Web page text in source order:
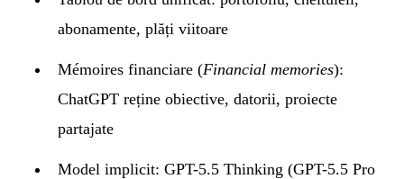
abonamente, plăți viitoare
Mémoires financiare (Financial memories):
ChatGPT reține obiective, datorii, proiecte
partajate
Model implicit: GPT-5.5 Thinking (GPT-5.5 Pro